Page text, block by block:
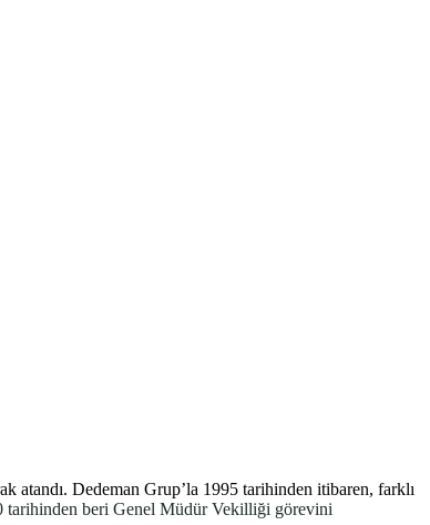
atandı. Dedeman Grup’la 1995 tarihinden itibaren, farklı
tarihinden beri Genel Müdür Vekilliği görevini